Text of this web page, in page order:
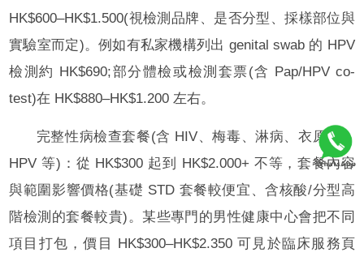
HK$600–HK$1.500(視檢測品牌、是否分型、採樣部位與
實驗室而定)。例如有私家機構列出 genital swab 的 HPV
檢測約 HK$690;部分體檢或檢測套票(含 Pap/HPV co-
test)在 HK$880–HK$1.200 左右。
完整性病檢查套餐(含 HIV、梅毒、淋病、衣原體、
HPV 等)：從 HK$300 起到 HK$2.000+ 不等，套餐內容
與範圍影響價格(基礎 STD 套餐較便宜、含核酸/分型高
階檢測的套餐較貴)。某些專門的男性健康中心會把不同
項目打包，價目 HK$300–HK$2.350 可見於臨床服務頁